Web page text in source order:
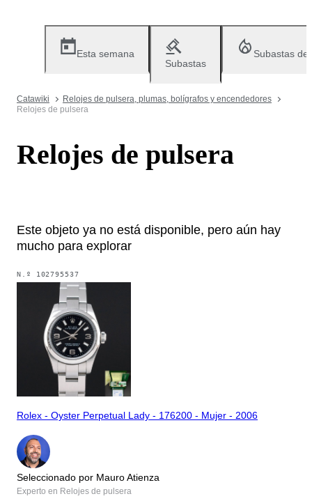
Esta semana
Subastas
Subastas
Catawiki
Relojes de pulsera, plumas, bolígrafos y encendedores
Relojes de pulsera
Relojes de pulsera
Este objeto ya no está disponible, pero aún hay
mucho para explorar
N.º 102795537
Rolex - Oyster Perpetual Lady - 176200 - Mujer - 2006
Seleccionado por Mauro Atienza
Experto en Relojes de pulsera